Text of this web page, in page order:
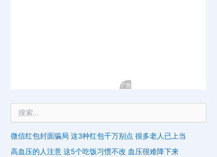
微信红包封面骗局 这3种红包千万别点 很多老人已上当
高血压的人注意 这5个吃饭习惯不改 血压很难降下来